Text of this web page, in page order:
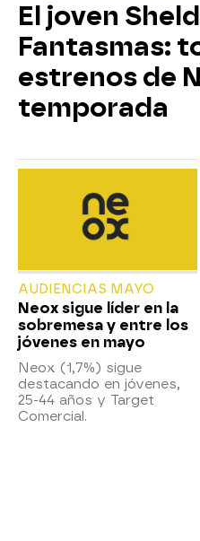
El joven
Fantasmas:
estrenos de
temporada
AUDIENCIAS MAYO
Neox sigue líder en la
sobremesa y entre los
jóvenes en mayo
Neox (1,7%) sigue
destacando en jóvenes,
25-44 años y Target
Comercial.